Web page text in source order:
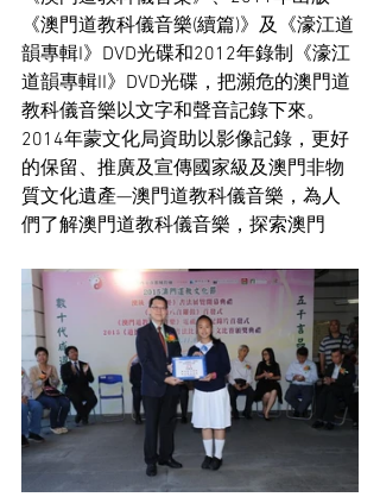
《澳門道教科儀音樂(續篇)》及《濠江道
韻專輯I》 DVD光碟和2012年錄制《濠江
道韻專輯II》 DVD光碟，把瀕危的澳門道
教科儀音樂以文字和聲音記錄下來。
2014年蒙文化局資助以影像記錄，更好
的保留、推廣及宣傳國家級及澳門非物
質文化遺產—澳門道教科儀音樂，為人
們了解澳門道教科儀音樂，探索澳門